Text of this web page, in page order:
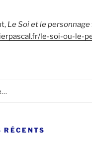
Le Soi et le personnage
le-soi-ou-le-
RÉCENTS